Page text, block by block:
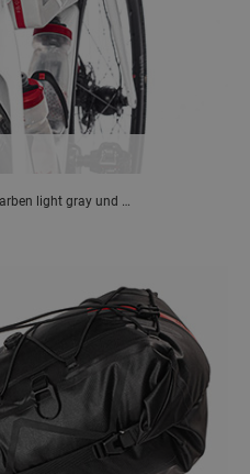
light gray und …